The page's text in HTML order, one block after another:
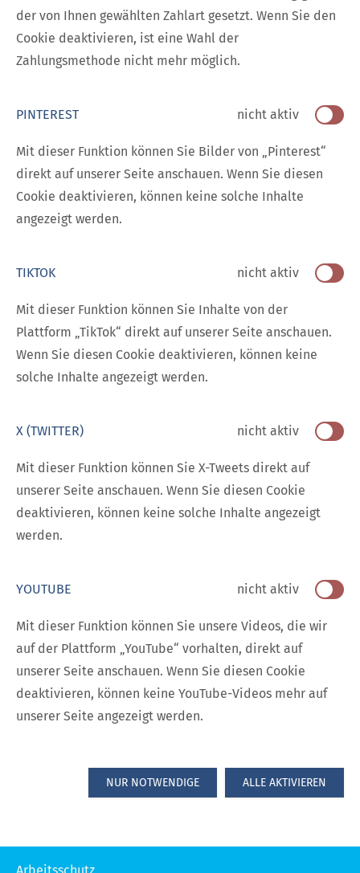
der von Ihnen gewählten Zahlart gesetzt. Wenn Sie den
Cookie deaktivieren, ist eine Wahl der
Zahlungsmethode nicht mehr möglich.
PINTEREST nicht aktiv
Mit dieser Funktion können Sie Bilder von „Pinterest“
direkt auf unserer Seite anschauen. Wenn Sie diesen
Cookie deaktivieren, können keine solche Inhalte
angezeigt werden.
TIKTOK nicht aktiv
Mit dieser Funktion können Sie Inhalte von der
Plattform „TikTok“ direkt auf unserer Seite anschauen.
Wenn Sie diesen Cookie deaktivieren, können keine
solche Inhalte angezeigt werden.
X (TWITTER) nicht aktiv
Mit dieser Funktion können Sie X-Tweets direkt auf
unserer Seite anschauen. Wenn Sie diesen Cookie
deaktivieren, können keine solche Inhalte angezeigt
werden.
YOUTUBE nicht aktiv
Mit dieser Funktion können Sie unsere Videos, die wir
auf der Plattform „YouTube“ vorhalten, direkt auf
unserer Seite anschauen. Wenn Sie diesen Cookie
deaktivieren, können keine YouTube-Videos mehr auf
unserer Seite angezeigt werden.
NUR NOTWENDIGE ALLE AKTIVIEREN